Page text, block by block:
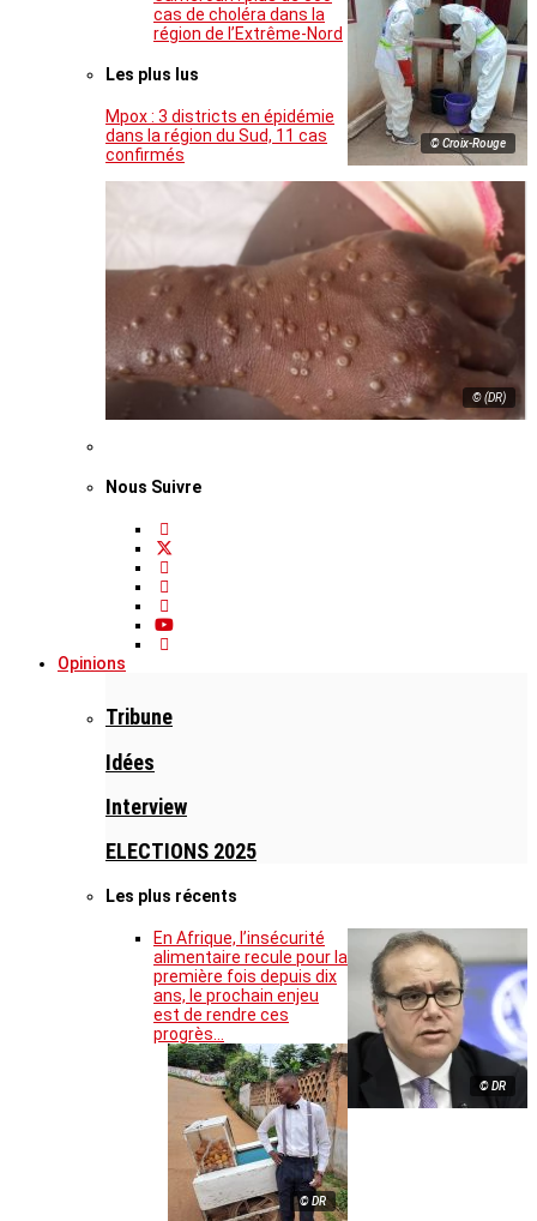
© Croix-Rouge
cas de choléra dans la
région de l’Extrême-Nord
Les plus lus
Mpox : 3 districts en épidémie
dans la région du Sud, 11 cas
confirmés
© (DR)
Nous Suivre
Opinions
Tribune
Idées
Interview
ELECTIONS 2025
Les plus récents
© DR
En Afrique, l’insécurité
alimentaire recule pour la
première fois depuis dix
ans, le prochain enjeu
est de rendre ces
progrès…
© DR